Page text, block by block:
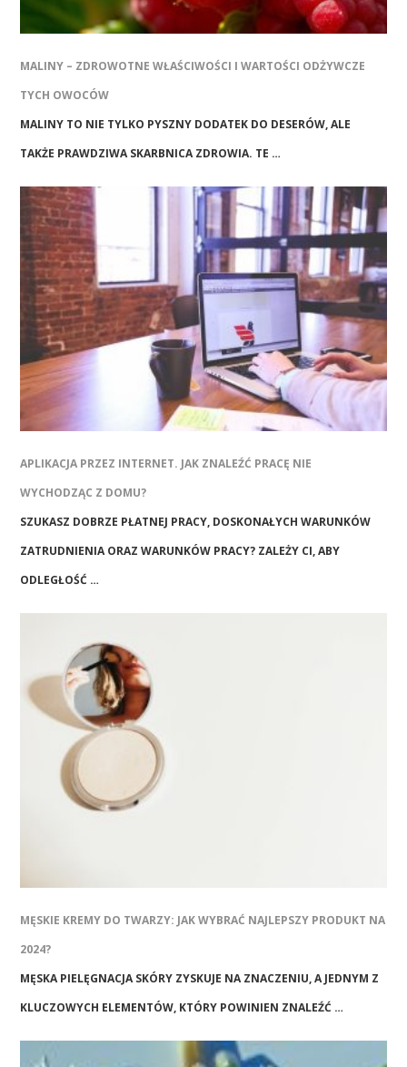
MALINY – ZDROWOTNE WŁAŚCIWOŚCI I WARTOŚCI ODŻYWCZE
TYCH OWOCÓW
MALINY TO NIE TYLKO PYSZNY DODATEK DO DESERÓW, ALE
TAKŻE PRAWDZIWA SKARBNICA ZDROWIA. TE …
APLIKACJA PRZEZ INTERNET. JAK ZNALEŹĆ PRACĘ NIE
WYCHODZĄC Z DOMU?
SZUKASZ DOBRZE PŁATNEJ PRACY, DOSKONAŁYCH WARUNKÓW
ZATRUDNIENIA ORAZ WARUNKÓW PRACY? ZALEŻY CI, ABY
ODLEGŁOŚĆ …
MĘSKIE KREMY DO TWARZY: JAK WYBRAĆ NAJLEPSZY PRODUKT NA
2024?
MĘSKA PIELĘGNACJA SKÓRY ZYSKUJE NA ZNACZENIU, A JEDNYM Z
KLUCZOWYCH ELEMENTÓW, KTÓRY POWINIEN ZNALEŹĆ …